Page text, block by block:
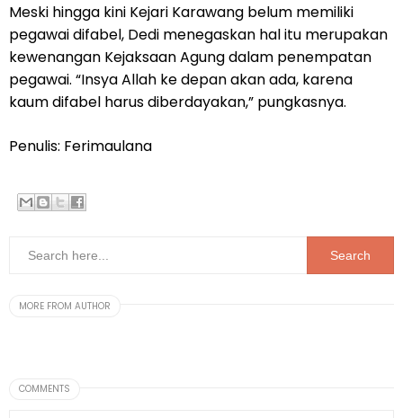
Meski hingga kini Kejari Karawang belum memiliki
pegawai difabel, Dedi menegaskan hal itu merupakan
kewenangan Kejaksaan Agung dalam penempatan
pegawai. “Insya Allah ke depan akan ada, karena
kaum difabel harus diberdayakan,” pungkasnya.
Penulis: Ferimaulana
MORE FROM AUTHOR
COMMENTS